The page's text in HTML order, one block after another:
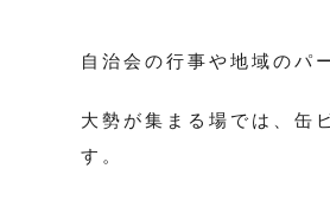
自治会の行事や地域のパ
大勢が集まる場では、缶
す。